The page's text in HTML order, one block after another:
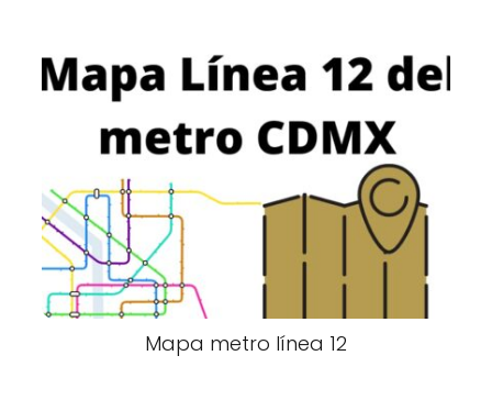
Mapa metro línea 12